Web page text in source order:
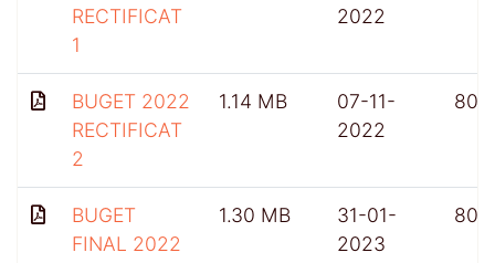
RECTIFICAT
1
2022
BUGET 2022
RECTIFICAT
2
1.14 MB
07-11-
2022
807
BUGET
FINAL 2022
1.30 MB
31-01-
2023
808